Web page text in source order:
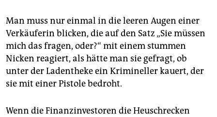
Man muss nur einmal in die leeren Augen einer
Verkäuferin blicken, die auf den Satz „Sie müssen
mich das fragen, oder?“ mit einem stummen
Nicken reagiert, als hätte man sie gefragt, ob
unter der Ladentheke ein Krimineller kauert, der
sie mit einer Pistole bedroht.
Wenn die Finanzinvestoren die Heuschrecken